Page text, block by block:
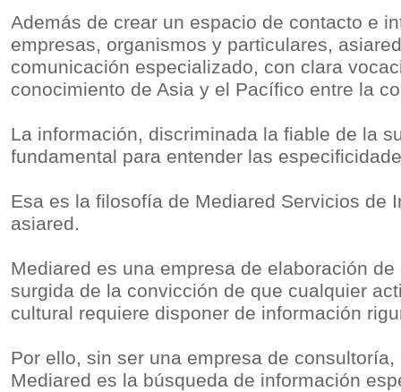
Además de crear un espacio de contacto e
empresas, organismos y particulares,
comunicación especializado, con clara
conocimiento de Asia y el Pacífico entre la
La información, discriminada la fiable de la
fundamental para entender las
Esa es la filosofía de Mediared Servicios de
asiared.
Mediared es una empresa de elaboración
surgida de la convicción de que cualquier
cultural requiere disponer de información
Por ello, sin ser una empresa de
Mediared es la búsqueda de información